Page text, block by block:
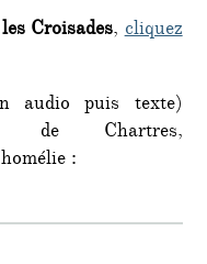
Croisades,cliquez
audio puis texte)
de Chartres,
:
un 27 novembre :